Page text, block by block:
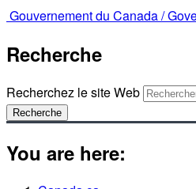
Gouvernement du Canada /
Recherche
Recherchez le site Web
Recherche
You are here: